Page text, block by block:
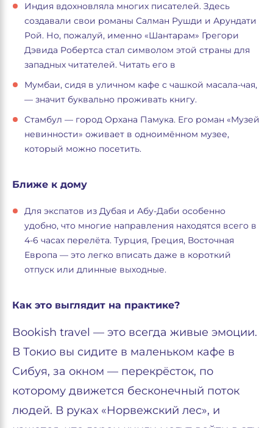
Индия вдохновляла многих писателей. Здесь
создавали свои романы Салман Рушди и Арундати
Рой. Но, пожалуй, именно «Шантарам» Грегори
Дэвида Робертса стал символом этой страны для
западных читателей. Читать его в
Мумбаи, сидя в уличном кафе с чашкой масала-чая,
— значит буквально проживать книгу.
Стамбул — город Орхана Памука. Его роман «Музей
невинности» оживает в одноимённом музее,
который можно посетить.
Ближе к дому
Для экспатов из Дубая и Абу-Даби особенно
удобно, что многие направления находятся всего в
4-6 часах перелёта. Турция, Греция, Восточная
Европа — это легко вписать даже в короткий
отпуск или длинные выходные.
Как это выглядит на практике?
Bookish travel — это всегда живые эмоции.
В Токио вы сидите в маленьком кафе в
Сибуя, за окном — перекрёсток, по
которому движется бесконечный поток
людей. В руках «Норвежский лес», и